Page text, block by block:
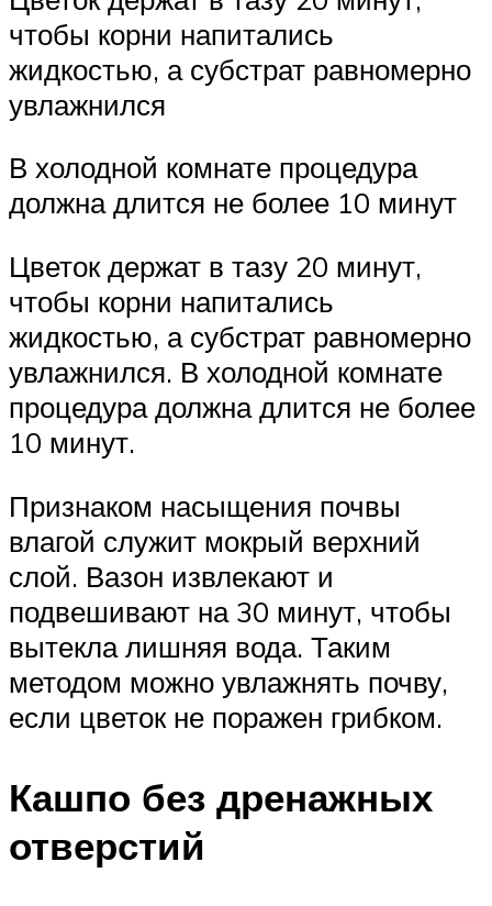
чтобы корни напитались
жидкостью, а субстрат равномерно
увлажнился
В холодной комнате процедура
должна длится не более 10 минут
Цветок держат в тазу 20 минут,
чтобы корни напитались
жидкостью, а субстрат равномерно
увлажнился. В холодной комнате
процедура должна длится не более
10 минут.
Признаком насыщения почвы
влагой служит мокрый верхний
слой. Вазон извлекают и
подвешивают на 30 минут, чтобы
вытекла лишняя вода. Таким
методом можно увлажнять почву,
если цветок не поражен грибком.
Кашпо без дренажных
отверстий